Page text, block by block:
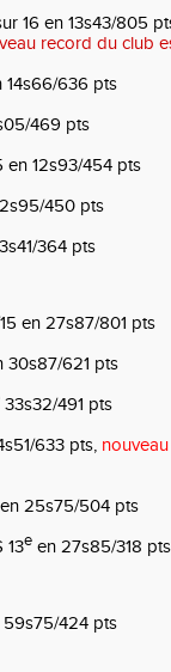
16 en 13s43/805
record du club
14s66/636 pts
469 pts
en 12s93/454 pts
450 pts
364 pts
en 27s87/801 pts
30s87/621 pts
33s32/491 pts
633 pts,
en 25s75/504 pts
13e en 27s85/318 pts
59s75/424 pts